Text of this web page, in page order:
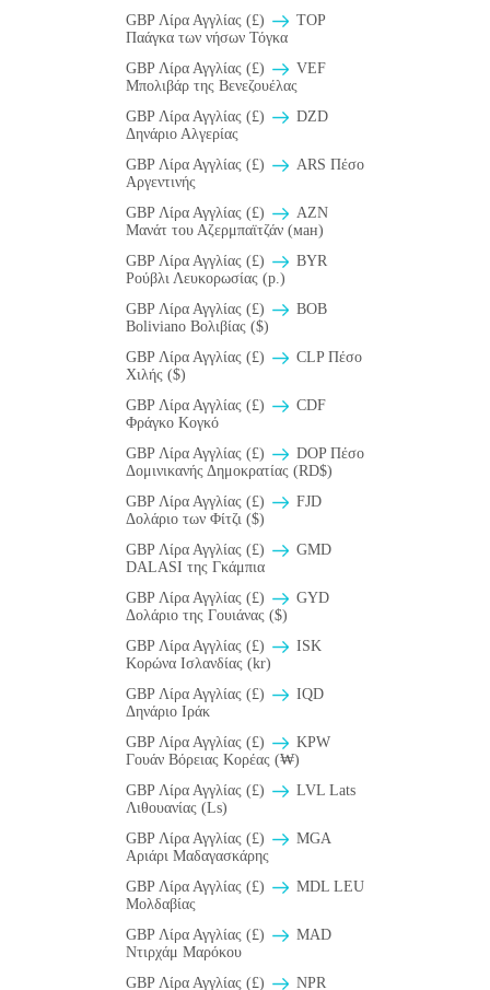
GBP Λίρα Αγγλίας (£)
TOP
Παάγκα των νήσων Τόγκα
GBP Λίρα Αγγλίας (£)
VEF
Μπολιβάρ της Βενεζουέλας
GBP Λίρα Αγγλίας (£)
DZD
Δηνάριο Αλγερίας
GBP Λίρα Αγγλίας (£)
ARS Πέσο
Αργεντινής
GBP Λίρα Αγγλίας (£)
AZN
Μανάτ του Αζερμπαϊτζάν (ман)
GBP Λίρα Αγγλίας (£)
BYR
Ρούβλι Λευκορωσίας (p.)
GBP Λίρα Αγγλίας (£)
BOB
Boliviano Βολιβίας ($)
GBP Λίρα Αγγλίας (£)
CLP Πέσο
Χιλής ($)
GBP Λίρα Αγγλίας (£)
CDF
Φράγκο Κογκό
GBP Λίρα Αγγλίας (£)
DOP Πέσο
Δομινικανής Δημοκρατίας (RD$)
GBP Λίρα Αγγλίας (£)
FJD
Δολάριο των Φίτζι ($)
GBP Λίρα Αγγλίας (£)
GMD
DALASI της Γκάμπια
GBP Λίρα Αγγλίας (£)
GYD
Δολάριο της Γουιάνας ($)
GBP Λίρα Αγγλίας (£)
ISK
Κορώνα Ισλανδίας (kr)
GBP Λίρα Αγγλίας (£)
IQD
Δηνάριο Ιράκ
GBP Λίρα Αγγλίας (£)
KPW
Γουάν Βόρειας Κορέας (₩)
GBP Λίρα Αγγλίας (£)
LVL Lats
Λιθουανίας (Ls)
GBP Λίρα Αγγλίας (£)
MGA
Αριάρι Μαδαγασκάρης
GBP Λίρα Αγγλίας (£)
MDL LEU
Μολδαβίας
GBP Λίρα Αγγλίας (£)
MAD
Ντιρχάμ Μαρόκου
GBP Λίρα Αγγλίας (£)
NPR